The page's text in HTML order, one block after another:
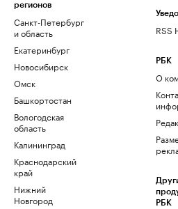
регионов
Санкт-Петербург
и область
Екатеринбург
Новосибирск
Омск
Башкортостан
Вологодская
область
Калининград
Краснодарский
край
Нижний
Новгород
RSS
РБК
О
РБК